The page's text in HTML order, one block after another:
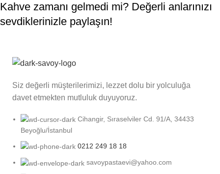
Kahve zamanı gelmedi mi? Değerli anlarınızı
sevdiklerinizle paylaşın!
Siz değerli müşterilerimizi, lezzet dolu bir yolculuğa
davet etmekten mutluluk duyuyoruz.
Cihangir, Sıraselviler Cd. 91/A, 34433
Beyoğlu/İstanbul
0212 249 18 18
savoypastaevi@yahoo.com